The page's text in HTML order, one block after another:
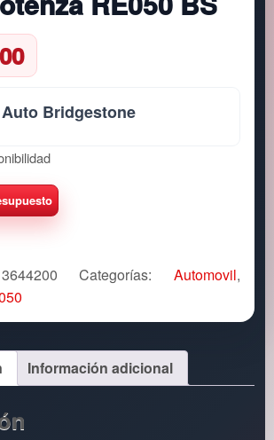
Bridgestone
Categorías:Automovil,
Información adicional